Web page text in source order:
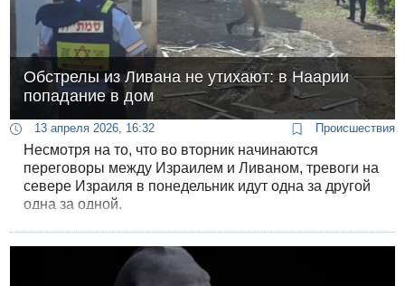
Обстрелы из Ливана не утихают: в Наарии
попадание в дом
13 апреля 2026, 16:32 Происшествия
Несмотря на то, что во вторник начинаются
переговоры между Израилем и Ливаном, тревоги на
севере Израиля в понедельник идут одна за другой
одна за одной.